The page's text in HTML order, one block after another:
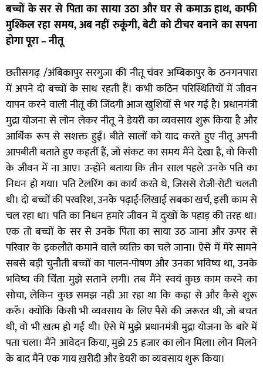
बच्चों के सर से पिता का साया उठा और घर से कमाऊ हाथ, काफी
मुश्किल रहा समय, अब नहीं रुकूंगी, बेटी को टीचर बनाने का सपना
होगा पूरा – नीतू
छतीसगढ़ /अंबिकापुर सरगुजा की नीतू चंवर अम्बिकापुर के ठनगनपारा
में अपने दो बच्चों के साथ रहती हैं। कभी कठिन परिस्थितियों में जीवन
यापन करने वाली नीतू की जिंदगी आज खुशियों से भर गई है। प्रधानमंत्री
मुद्रा योजना से लोन लेकर नीतू ने डेयरी का व्यवसाय शुरू किया है और
आर्थिक रूप से सशक्त हुईं। बीते सालों को याद करते हुए नीतू अपनी
आपबीती बताते हुए कहतीं हैं, जो संकट का समय मैंने देखा है, वो किसी
के जीवन में ना आए। उन्होंने बताया कि तीन साल पहले उनके पति का
निधन हो गया। पति टेलरिंग का कार्य करते थे, जिससे रोजी-रोटी चलती
थी। दो बच्चों की परवरिश, उनके पढ़ाई-लिखाई सबका खर्च, इसी काम से
चल रहा था। पति का निधन हमारे जीवन में दुःखों के पहाड़ की तरह था।
एक तो बच्चों के सर से उनके पिता का साया उठ जाना और ऊपर से
परिवार के इकलौते कमाने वाले व्यक्ति का चले जाना। ऐसे में मेरे सामने
सबसे बड़ी चुनौती बच्चों का पालन-पोषण और उनका भविष्य था, उनके
भविष्य की चिंता मुझे सताने लगी। तब मैंने स्वयं कुछ काम करने का
सोचा, लेकिन कुछ समझ नही आ रहा था कि कहा से और कैसे शुरू
करुँ। क्योंकि किसी भी व्यवसाय के लिए पैसे की जरूरत थी, जो बचत
थी, वो भी खत्म हो गई थी। ऐसे में मुझे प्रधानमंत्री मुद्रा योजना के बारे में
पता चला। मैंने आवेदन किया, मुझे 25 हजार का लोन मिला। लोन मिलने
के बाद मैंने एक गाय ख़रीदी और डेयरी का व्यवसाय शुरू किया।